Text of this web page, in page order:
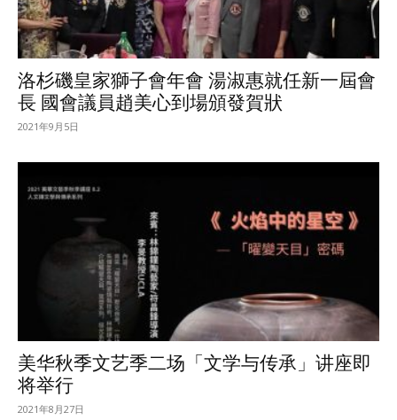
洛杉磯皇家獅子會年會 湯淑惠就任新一屆會
長 國會議員趙美心到場頒發賀狀
2021年9月5日
美华秋季文艺季二场「文学与传承」讲座即
将举行
2021年8月27日